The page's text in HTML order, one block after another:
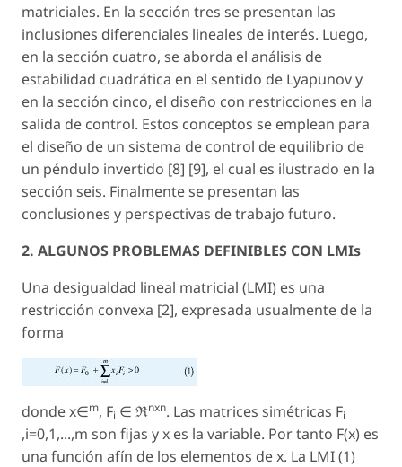
matriciales. En la sección tres se presentan las
inclusiones diferenciales lineales de interés. Luego,
en la sección cuatro, se aborda el análisis de
estabilidad cuadrática en el sentido de Lyapunov y
en la sección cinco, el diseño con restricciones en la
salida de control. Estos conceptos se emplean para
el diseño de un sistema de control de equilibrio de
un péndulo invertido [8] [9], el cual es ilustrado en la
sección seis. Finalmente se presentan las
conclusiones y perspectivas de trabajo futuro.
2. ALGUNOS PROBLEMAS DEFINIBLES CON LMIs
Una desigualdad lineal matricial (LMI) es una
restricción convexa [2], expresada usualmente de la
forma
donde x∈m, Fi ∈ ℜnxn. Las matrices simétricas Fi
,i=0,1,...,m son fijas y x es la variable. Por tanto F(x) es
una función afín de los elementos de x. La LMI (1)